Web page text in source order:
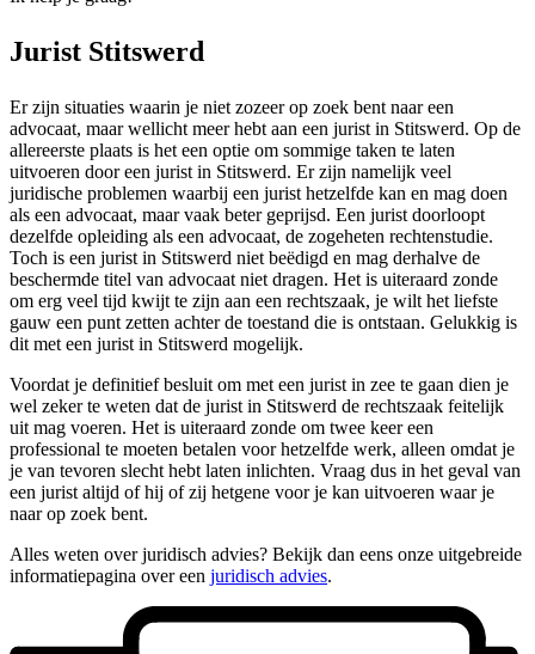
Jurist Stitswerd
Er zijn situaties waarin je niet zozeer op zoek bent naar een
advocaat, maar wellicht meer hebt aan een jurist in Stitswerd. Op de
allereerste plaats is het een optie om sommige taken te laten
uitvoeren door een jurist in Stitswerd. Er zijn namelijk veel
juridische problemen waarbij een jurist hetzelfde kan en mag doen
als een advocaat, maar vaak beter geprijsd. Een jurist doorloopt
dezelfde opleiding als een advocaat, de zogeheten rechtenstudie.
Toch is een jurist in Stitswerd niet beëdigd en mag derhalve de
beschermde titel van advocaat niet dragen. Het is uiteraard zonde
om erg veel tijd kwijt te zijn aan een rechtszaak, je wilt het liefste
gauw een punt zetten achter de toestand die is ontstaan. Gelukkig is
dit met een jurist in Stitswerd mogelijk.
Voordat je definitief besluit om met een jurist in zee te gaan dien je
wel zeker te weten dat de jurist in Stitswerd de rechtszaak feitelijk
uit mag voeren. Het is uiteraard zonde om twee keer een
professional te moeten betalen voor hetzelfde werk, alleen omdat je
je van tevoren slecht hebt laten inlichten. Vraag dus in het geval van
een jurist altijd of hij of zij hetgene voor je kan uitvoeren waar je
naar op zoek bent.
Alles weten over juridisch advies? Bekijk dan eens onze uitgebreide
informatiepagina over een juridisch advies.